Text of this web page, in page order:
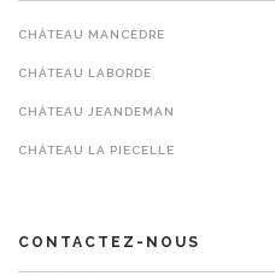
CHÂTEAU MANCÈDRE
CHÂTEAU LABORDE
CHÂTEAU JEANDEMAN
CHÂTEAU LA PIECELLE
CONTACTEZ-NOUS